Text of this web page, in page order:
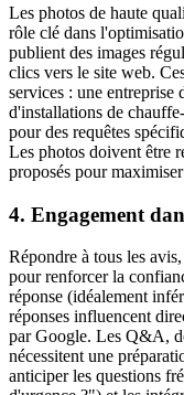
Les photos de haute
rôle clé dans
publient des images
clics vers le site web.
services : une entreprise
d'installations de
pour des requêtes
Les photos doivent être
proposés pour
4. Engagement
Répondre à tous les
pour renforcer la
réponse (idéalement
réponses influencent
par Google. Les Q&A,
nécessitent une
anticiper les questions